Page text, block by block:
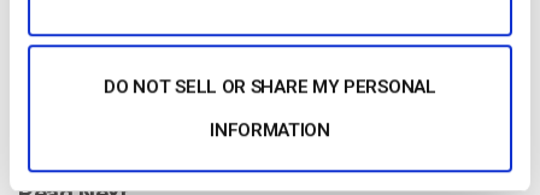
DO NOT SELL OR SHARE MY PERSONAL
INFORMATION
No credit card required